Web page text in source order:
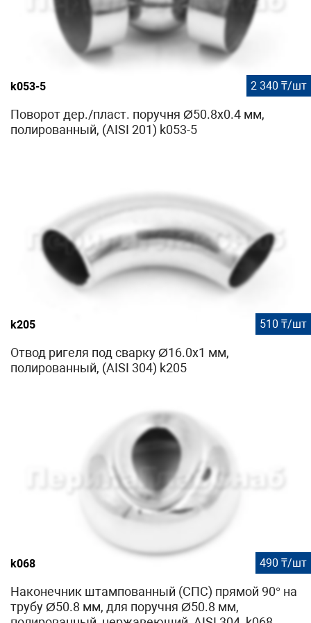
k053-5 2 340 ₸/шт
Поворот дер./пласт. поручня Ø50.8х0.4 мм,
полированный, (AISI 201) k053-5
k205 510 ₸/шт
Отвод ригеля под сварку Ø16.0х1 мм,
полированный, (AISI 304) k205
k068 490 ₸/шт
Наконечник штампованный (СПС) прямой 90° на
трубу Ø50.8 мм, для поручня Ø50.8 мм,